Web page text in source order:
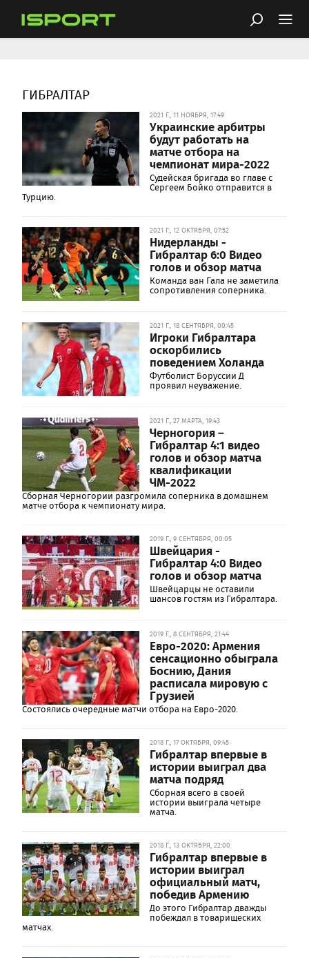
ГИБРАЛТАР
2021 Г., 11 НОЯБРЯ, 17:49
Украинские арбитры
будут работать на
матче отбора на
чемпионат мира-2022
Судейская бригада во главе с
Сергеем Бойко отправится в
Турцию.
2021 Г., 12 ОКТЯБРЯ, 07:52
Нидерланды -
Гибралтар 6:0 Видео
голов и обзор матча
Команда ван Гала не заметила
сопротивления соперника.
2021 Г., 18 СЕНТЯБРЯ, 00:45
Игроки Гибралтара
оскорбились
поведением Холанда
Футболист Боруссии Д
проявил неуважение.
2021 Г., 27 МАРТА, 19:43
Черногория –
Гибралтар 4:1 видео
голов и обзор матча
квалификации
ЧМ-2022
Сборная Черногории разгромила соперника в домашнем
матче отбора к чемпионату мира.
2019 Г., 9 СЕНТЯБРЯ, 00:05
Швейцария -
Гибралтар 4:0 Видео
голов и обзор матча
Швейцарцы не оставили
шансов гостям из Гибралтара.
2019 Г., 8 СЕНТЯБРЯ, 21:44
Евро-2020: Армения
сенсационно обыграла
Боснию, Дания
расписала мировую с
Грузией
Состоялись очередные матчи отбора на Евро-2020.
2018 Г., 17 ОКТЯБРЯ, 09:45
Гибралтар впервые в
истории выиграл два
матча подряд
Сборная всего в своей
истории выиграла четыре
матча.
2018 Г., 13 ОКТЯБРЯ, 22:00
Гибралтар впервые в
истории выиграл
официальный матч,
победив Армению
До этого Гибралтар дважды
побеждал в товарищеских
матчах.